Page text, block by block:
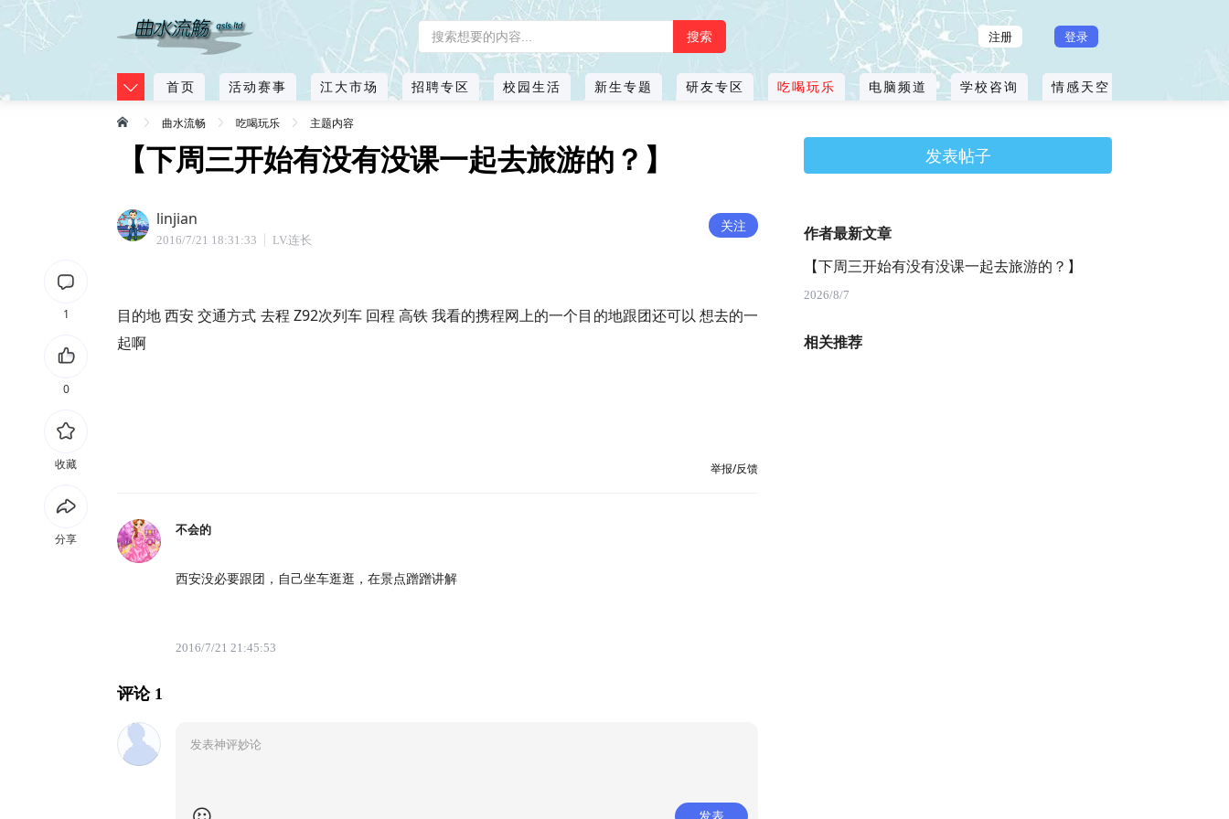
注册 登录
首页 活动赛事 江大市场 招聘专区 校园生活 新生专题 研友专区 吃喝玩乐 电脑频道 学校咨询 情感天空
曲水流畅 吃喝玩乐 主题内容
【下周三开始有没有没课一起去旅游的？】
linjian
2016/7/21 18:31:33 LV.连长
关注
目的地 西安 交通方式 去程 Z92次列车 回程 高铁 我看的携程网上的一个目的地跟团还可以 想去的一
起啊
举报/反馈
不会的
西安没必要跟团，自己坐车逛逛，在景点蹭蹭讲解
2016/7/21 21:45:53
评论 1
发表帖子
作者最新文章
【下周三开始有没有没课一起去旅游的？】
2026/8/7
相关推荐
1
0
收藏
分享